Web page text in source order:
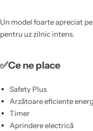
Un model foarte apreciat
pentru uz zilnic intens.
✅Ce ne place
Safety Plus
Arzătoare eficiente
Timer
Aprindere electrică